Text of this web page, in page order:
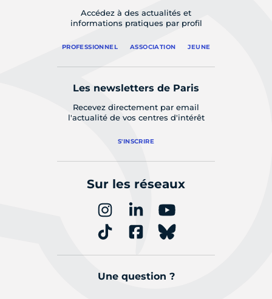
Accédez à des actualités et
informations pratiques par profil
PROFESSIONNEL ASSOCIATION JEUNE
Les newsletters de Paris
Recevez directement par email
l'actualité de vos centres d'intérêt
S'INSCRIRE
Sur les réseaux
Une question ?